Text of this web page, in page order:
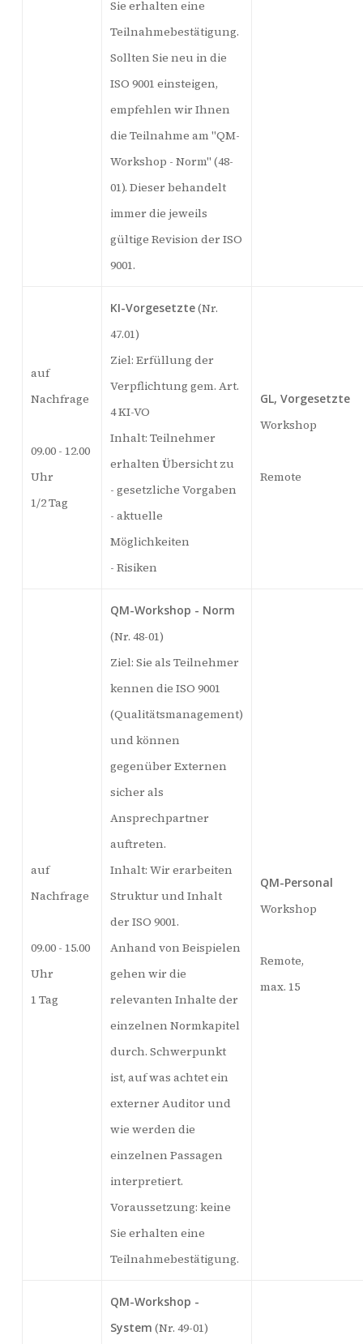
Sie erhalten eine
Teilnahmebestätigung.
Sollten Sie neu in die
ISO 9001 einsteigen,
empfehlen wir Ihnen
die Teilnahme am "QM-
Workshop - Norm" (48-
01). Dieser behandelt
immer die jeweils
gültige Revision der ISO
9001.
auf
Nachfrage
09.00 - 12.00
Uhr
1/2 Tag
KI-Vorgesetzte(Nr.
47.01)
Ziel: Erfüllung der
Verpflichtung gem. Art.
4 KI-VO
Inhalt: Teilnehmer
erhalten Übersicht zu
- gesetzliche Vorgaben
- aktuelle
Möglichkeiten
- Risiken
GL, Vorgesetzte
Workshop
Remote
auf
Nachfrage
09.00 - 15.00
Uhr
1 Tag
QM-Workshop - Norm
(Nr. 48-01)
Ziel: Sie als Teilnehmer
kennen die ISO 9001
(Qualitätsmanagement)
und können
gegenüber Externen
sicher als
Ansprechpartner
auftreten.
Inhalt: Wir erarbeiten
Struktur und Inhalt
der ISO 9001.
Anhand von Beispielen
gehen wir die
relevanten Inhalte der
einzelnen Normkapitel
durch. Schwerpunkt
ist, auf was achtet ein
externer Auditor und
wie werden die
einzelnen Passagen
interpretiert.
Voraussetzung: keine
Sie erhalten eine
Teilnahmebestätigung.
QM-Personal
Workshop
Remote,
max. 15
QM-Workshop -
System (Nr. 49-01)